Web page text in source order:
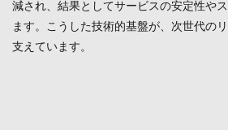
減され、結果としてサービスの安定性や
ます。こうした技術的基盤が、次世代の
支えています。